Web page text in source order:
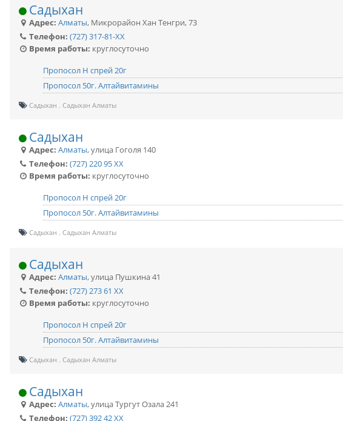
Садыхан
Адрес: Алматы, Микрорайон Хан Тенгри, 73
Телефон: (727) 317-81-XX
Время работы: круглосуточно
Пропосол Н спрей 20г
Пропосол 50г. Алтайвитамины
Садыхан Садыхан Алматы
Садыхан
Адрес: Алматы,улица Гоголя 140
Телефон: (727) 220 95 XX
Время работы: круглосуточно
Пропосол Н спрей 20г
Пропосол 50г. Алтайвитамины
Садыхан Садыхан Алматы
Садыхан
Адрес: Алматы,улица Пушкина 41
Телефон: (727) 273 61 XX
Время работы: круглосуточно
Пропосол Н спрей 20г
Пропосол 50г. Алтайвитамины
Садыхан Садыхан Алматы
Садыхан
Адрес: Алматы,улица Тургут Озала 241
Телефон: (727) 392 42 XX